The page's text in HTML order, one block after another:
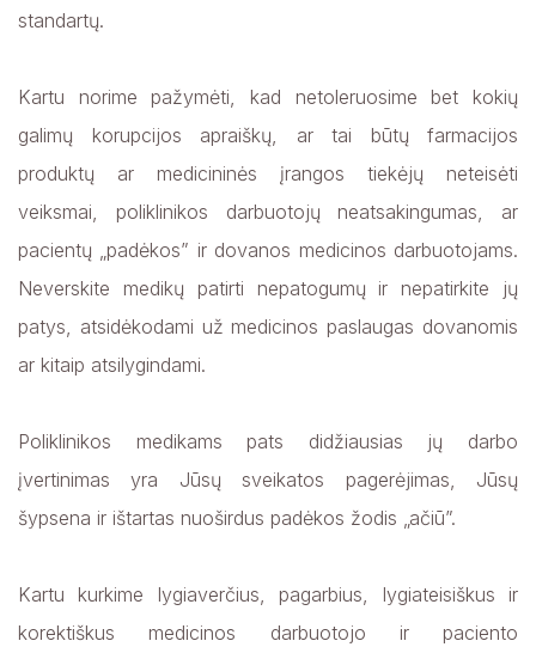
standartų.
Kartu norime pažymėti, kad netoleruosime bet kokių
galimų korupcijos apraiškų, ar tai būtų farmacijos
produktų ar medicininės įrangos tiekėjų neteisėti
veiksmai, poliklinikos darbuotojų neatsakingumas, ar
pacientų „padėkos” ir dovanos medicinos darbuotojams.
Neverskite medikų patirti nepatogumų ir nepatirkite jų
patys, atsidėkodami už medicinos paslaugas dovanomis
ar kitaip atsilygindami.
Poliklinikos medikams pats didžiausias jų darbo
įvertinimas yra Jūsų sveikatos pagerėjimas, Jūsų
šypsena ir ištartas nuoširdus padėkos žodis „ačiū”.
Kartu kurkime lygiaverčius, pagarbius, lygiateisiškus ir
korektiškus medicinos darbuotojo ir paciento